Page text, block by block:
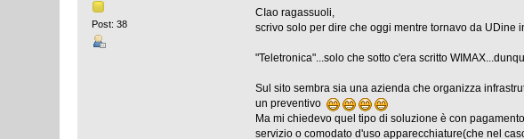
Post: 38
CIao ragassuoli,
scrivo solo per dire che oggi mentre tornavo da
"Teletronica"...solo che sotto c'era scritto
Sul sito sembra sia una azienda che organizza
un preventivo
Ma mi chiedevo quel tipo di soluzione è con
servizio o comodato d'uso apparecchiature(che nel